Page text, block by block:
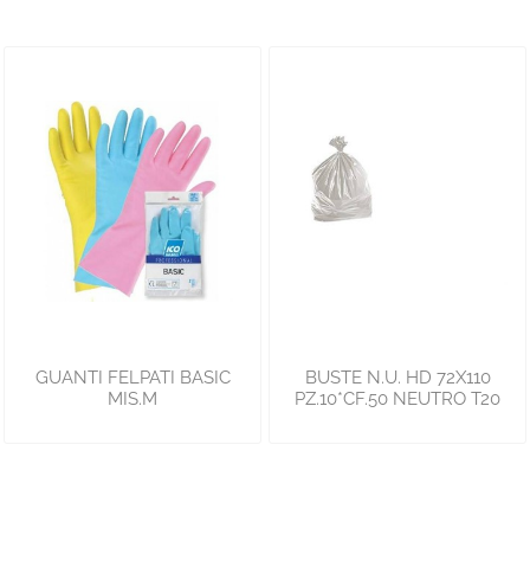
GUANTI FELPATI BASIC
MIS.M
BUSTE N.U. HD 72X110
PZ.10*CF.50 NEUTRO T20